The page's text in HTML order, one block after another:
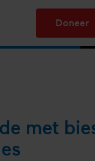
Doneer
met